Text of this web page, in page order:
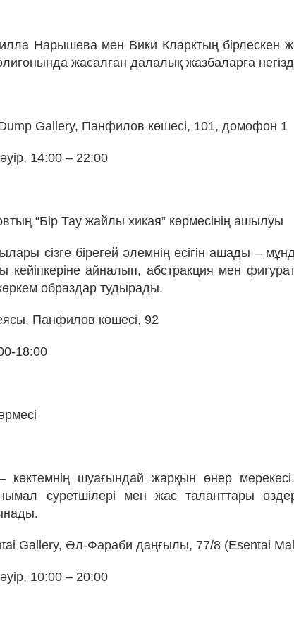
Нарышева мен Вики Кларктың бірлескен
жасалған далалық жазбаларға
Gallery, Панфилов көшесі, 101, домофон 1
14:00 – 22:00
“Бір Тау жайлы хикая” көрмесінің ашылуы
сізге бірегей әлемнің есігін ашады –
кейіпкеріне айналып, абстракция мен
образдар тудырады.
Панфилов көшесі, 92
18:00
шуағындай жарқын өнер
суретшілері мен жас таланттары
Gallery, Әл-Фараби даңғылы, 77/8 (Esentai
10:00 – 20:00